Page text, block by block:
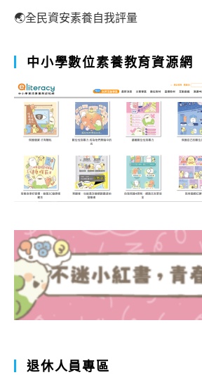
🌏全民資安素養自我評量
中小學數位素養教育資源網
退休人員專區